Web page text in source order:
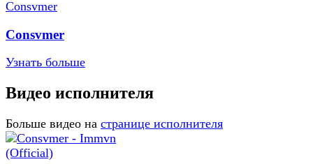
Consvmer
Узнать больше
Видео исполнителя
Больше видео на странице исполнителя